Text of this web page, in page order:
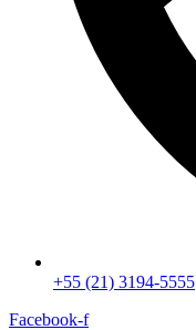
+55 (21) 3194-5555
Facebook-f